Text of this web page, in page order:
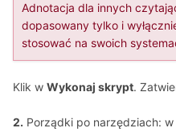
Adnotacja dla innych
dopasowany tylko i
stosować na swoich
Klik w Wykonaj skrypt.
2. Porządki po narzędziach: